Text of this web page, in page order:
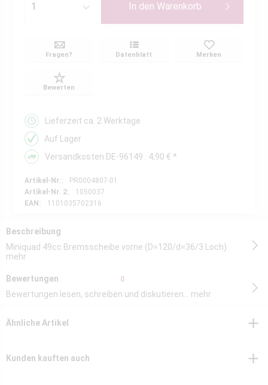
In den Warenkorb
Fragen? Datenblatt Merken
Bewerten
Lieferzeit ca. 2 Werktage
Auf Lager
Versandkosten DE-96149 : 4,90 € *
Artikel-Nr.:
PR0004807-01
Artikel-Nr. 2:
1050037
EAN:
1101035702316
Beschreibung
Miniquad 49cc Bremsscheibe vorne (D=120/d=36/3 Loch)
mehr
Bewertungen 0
Bewertungen lesen, schreiben und diskutieren... mehr
Ähnliche Artikel
Kunden kauften auch